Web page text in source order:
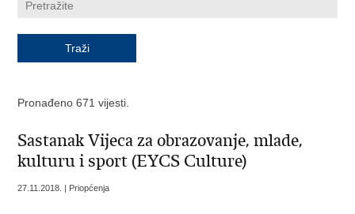
Pronađeno 671 vijesti.
Sastanak Vijeca za obrazovanje, mlade,
kulturu i sport (EYCS Culture)
27.11.2018. | Priopćenja